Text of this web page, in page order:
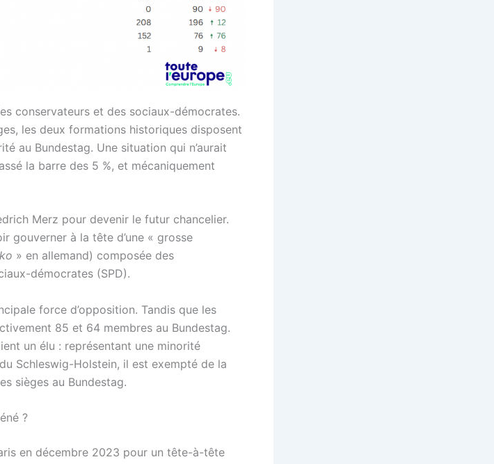
conservateurs et des sociaux-démocrates.
les deux formations historiques disposent
au Bundestag. Une situation qui n’aurait
la barre des 5 %, et mécaniquement
Merz pour devenir le futur chancelier.
gouverner à la tête d’une « grosse
» en allemand) composée des
démocrates (SPD).
force d’opposition. Tandis que les
85 et 64 membres au Bundestag.
un élu : représentant une minorité
Schleswig-Holstein, il est exempté de la
sièges au Bundestag.
?
en décembre 2023 pour un tête-à-tête